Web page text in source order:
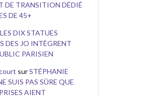
DE TRANSITION DÉDIÉ
DE 45+
LES DIX STATUES
DES JO INTÈGRENT
PARISIEN
surSTÉPHANIE
SUIS PAS SÛRE QUE
AIENT